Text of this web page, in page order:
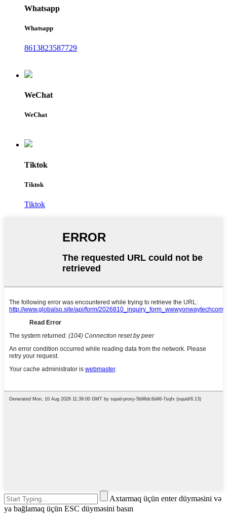
Whatsapp
Whatsapp
8613823587729
WeChat
WeChat
Tiktok
Tiktok
Tiktok
Axtarmaq üçün enter düyməsini və
ya bağlamaq üçün ESC düyməsini basın